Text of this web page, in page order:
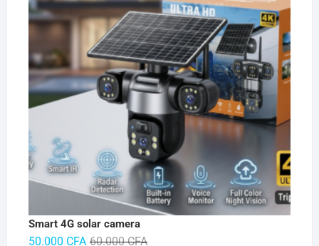
Smart 4G solar camera
60.000CFALe
50.000 CFA Le